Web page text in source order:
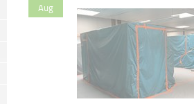
Aug